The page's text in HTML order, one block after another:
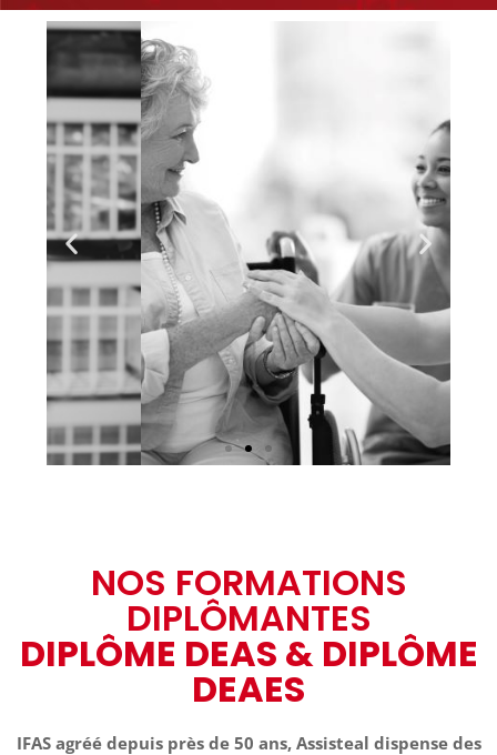
INVESTISSEZ DANS
NOS FORMATIONS
DIPLÔMANTES
DIPLÔME DEAS & DIPLÔME
DEAES
IFAS agréé depuis près de 50 ans, Assisteal dispense des